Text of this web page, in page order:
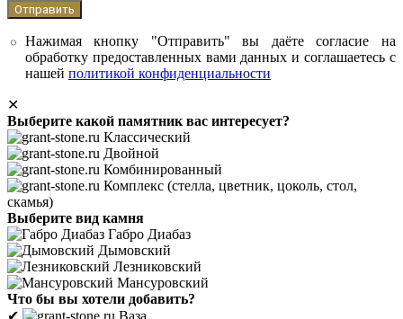
Нажимая кнопку "Отправить" вы даёте согласие на
обработку предоставленных вами данных и соглашаетесь с
нашей политикой конфиденциальности
✕
Выберите какой памятник вас интересует?
Классический
Двойной
Комбинированный
Комплекс (стелла, цветник, цоколь, стол,
скамья)
Выберите вид камня
Габро Диабаз
Дымовский
Лезниковский
Мансуровский
Что бы вы хотели добавить?